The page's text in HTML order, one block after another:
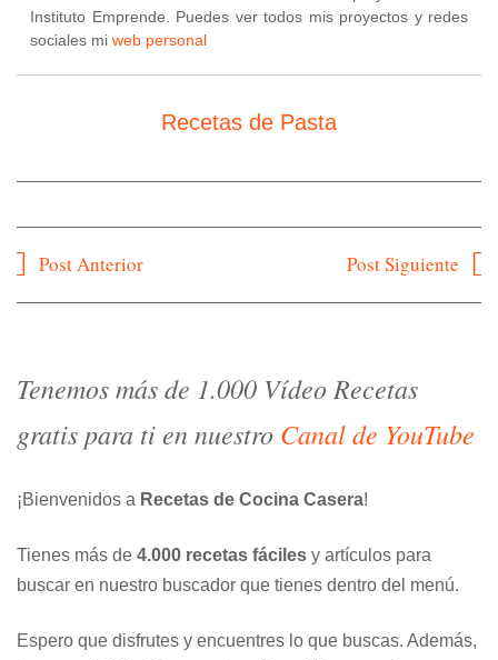
Instituto Emprende. Puedes ver todos mis proyectos y redes
sociales mi web personal
Recetas de Pasta
Navegación
Post Anterior Post Siguiente
Tenemos más de 1.000 Vídeo Recetas
gratis para ti en nuestro Canal de YouTube
¡Bienvenidos a Recetas de Cocina Casera!
Tienes más de 4.000 recetas fáciles y artículos para
buscar en nuestro buscador que tienes dentro del menú.
Espero que disfrutes y encuentres lo que buscas. Además,